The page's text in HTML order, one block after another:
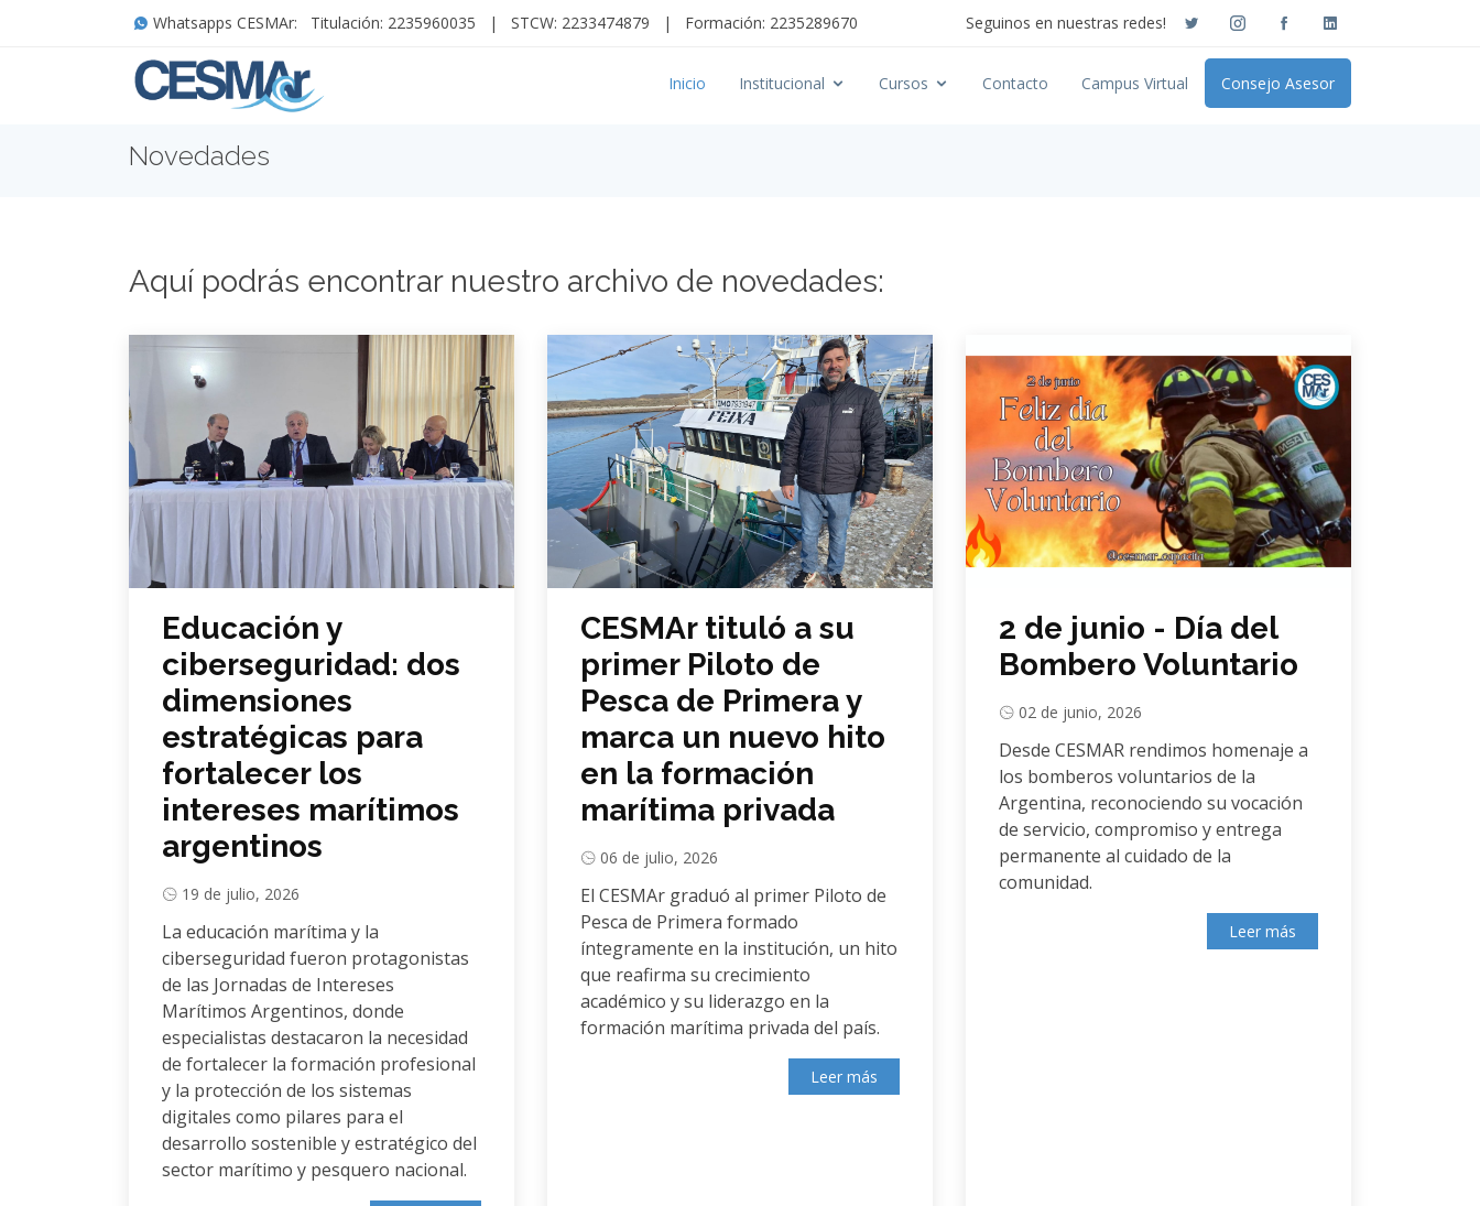
Whatsapps CESMAr: Titulación: 2235960035 | STCW: 2233474879 | Formación: 2235289670 Seguinos en nuestras redes!
Inicio Institucional Cursos Contacto Campus Virtual Consejo Asesor
Novedades
Aquí podrás encontrar nuestro archivo de novedades:
Educación y
ciberseguridad: dos
dimensiones
estratégicas para
fortalecer los
intereses marítimos
argentinos
19 de julio, 2026
La educación marítima y la
ciberseguridad fueron protagonistas
de las Jornadas de Intereses
Marítimos Argentinos, donde
especialistas destacaron la necesidad
de fortalecer la formación profesional
y la protección de los sistemas
digitales como pilares para el
desarrollo sostenible y estratégico del
sector marítimo y pesquero nacional.
CESMAr tituló a su
primer Piloto de
Pesca de Primera y
marca un nuevo hito
en la formación
marítima privada
06 de julio, 2026
El CESMAr graduó al primer Piloto de
Pesca de Primera formado
íntegramente en la institución, un hito
que reafirma su crecimiento
académico y su liderazgo en la
formación marítima privada del país.
Leer más
2 de junio - Día del
Bombero Voluntario
02 de junio, 2026
Desde CESMAR rendimos homenaje a
los bomberos voluntarios de la
Argentina, reconociendo su vocación
de servicio, compromiso y entrega
permanente al cuidado de la
comunidad.
Leer más